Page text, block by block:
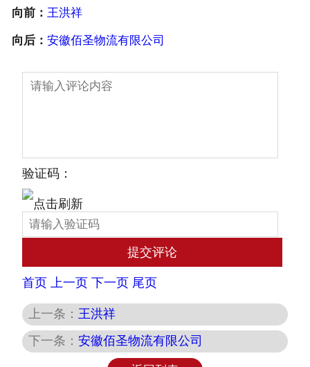
向前： 王洪祥
向后： 安徽佰圣物流有限公司
验证码：
首页 上一页 下一页 尾页
上一条： 王洪祥
下一条： 安徽佰圣物流有限公司